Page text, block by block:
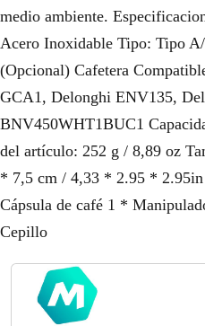
medio ambiente.
Acero Inoxidable Tipo: Tipo
(Opcional) Cafetera
GCA1, Delonghi ENV135,
BNV450WHT1BUC1
del artículo: 252 g / 8,89 oz
* 7,5 cm / 4,33 * 2.95 * 2.95in
Cápsula de café 1 *
Cepillo